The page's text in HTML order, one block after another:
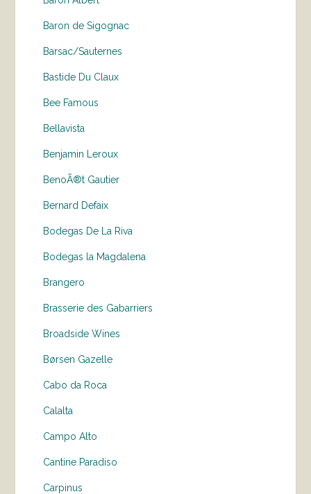
Baron de Sigognac
Barsac/Sauternes
Bastide Du Claux
Bee Famous
Bellavista
Benjamin Leroux
BenoÃ®t Gautier
Bernard Defaix
Bodegas De La Riva
Bodegas la Magdalena
Brangero
Brasserie des Gabarriers
Broadside Wines
Børsen Gazelle
Cabo da Roca
Calalta
Campo Alto
Cantine Paradiso
Carpinus